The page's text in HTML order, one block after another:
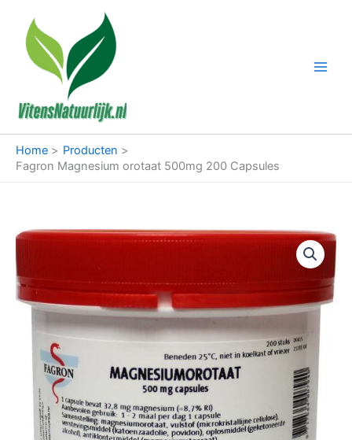
inhoud
Home
Producten
Fagron Magnesium orotaat 500mg 200 Capsules